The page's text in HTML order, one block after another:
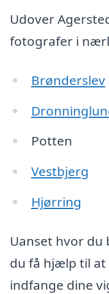
Udover
fotografer i
Brønderslev
Potten
Vestbjerg
Hjørring
Uanset hvor du
du få hjælp til
indfange dine